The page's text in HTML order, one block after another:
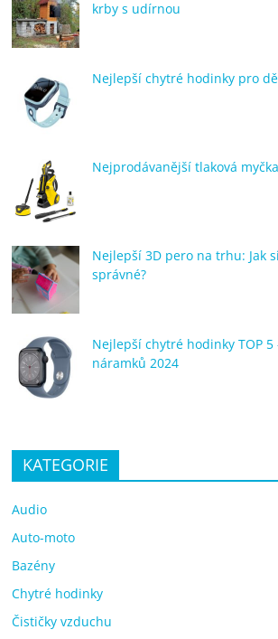
krby s udírnou
Nejlepší chytré hodinky pro
Nejprodávanější tlaková
Nejlepší 3D pero na trhu: Jak
správné?
Nejlepší chytré hodinky TOP
náramků 2024
KATEGORIE
Audio
Auto-moto
Bazény
Chytré hodinky
Čističky vzduchu